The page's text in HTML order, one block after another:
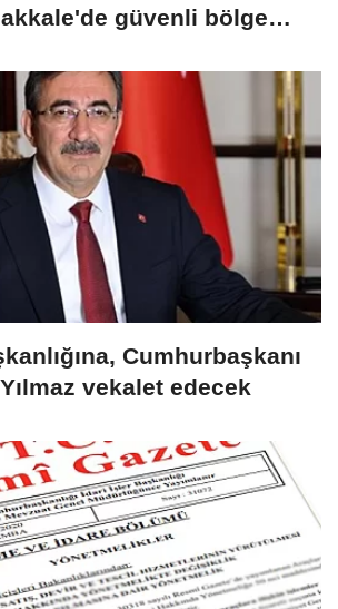
güvenli bölgeye
Cumhurbaşkanı
Yılmaz vekalet edecek